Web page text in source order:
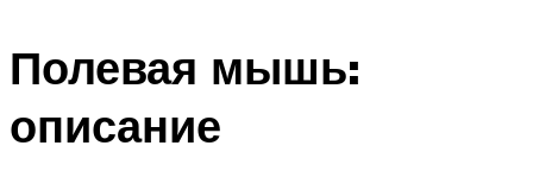
Полевая мышь:
описание